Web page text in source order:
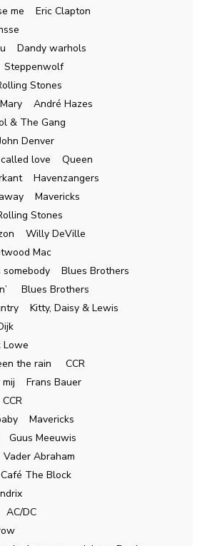
me Eric Clapton
Dandy warhols
Stones
André Hazes
& The Gang
Denver
called love Queen
Havenzangers
Mavericks
Stones
Willy DeVille
Mac
somebody Blues Brothers
Blues Brothers
Kitty, Daisy & Lewis
the rain CCR
mij Frans Bauer
Mavericks
Guus Meeuwis
Abraham
The Block
DC